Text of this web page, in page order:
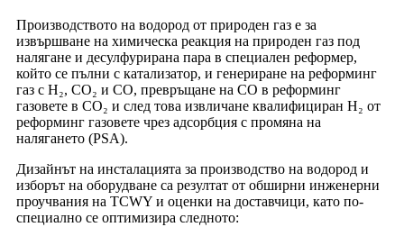
Производството на водород от природен газ е за
извършване на химическа реакция на природен газ под
налягане и десулфурирана пара в специален реформер,
който се пълни с катализатор, и генериране на реформинг
газ с H₂, CO₂ и CO, превръщане на CO в реформинг
газовете в CO₂ и след това извличане квалифициран H₂ от
реформинг газовете чрез адсорбция с промяна на
налягането (PSA).
Дизайнът на инсталацията за производство на водород и
изборът на оборудване са резултат от обширни инженерни
проучвания на TCWY и оценки на доставчици, като по-
специално се оптимизира следното: